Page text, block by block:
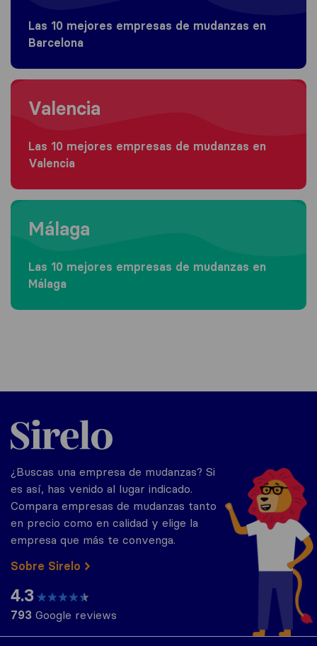
Las 10 mejores empresas de mudanzas en
Barcelona
Moving to Valencia
Valencia
Las 10 mejores empresas de mudanzas en
Valencia
Moving to Málaga
Málaga
Las 10 mejores empresas de mudanzas en
Málaga
Sirelo.es
¿Buscas una empresa de mudanzas? Si
es así, has venido al lugar indicado.
Compara empresas de mudanzas tanto
en precio como en calidad y elige la
empresa que más te convenga.
Sobre Sirelo
4.3
793 Google reviews